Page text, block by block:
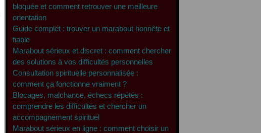
bloquée et comment retrouver une meilleure
orientation
Guide complet : trouver un marabout honnête et
fiable
Marabout sérieux et discret : comment chercher
des solutions à vos difficultés personnelles
Consultation spirituelle personnalisée :
comment ça fonctionne vraiment ?
Blocages, malchance, échecs répétés :
comprendre les difficultés et chercher un
accompagnement spirituel
Marabout sérieux en ligne : comment choisir un